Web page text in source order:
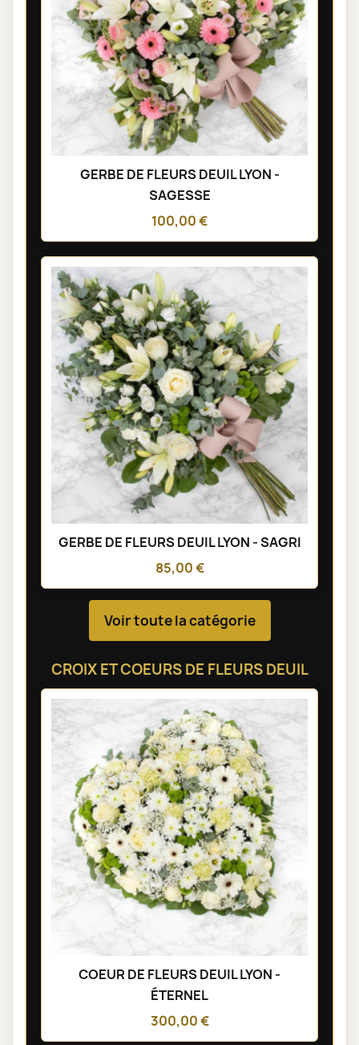
GERBE DE FLEURS DEUIL LYON -
SAGESSE
100,00 €
GERBE DE FLEURS DEUIL LYON - SAGRI
85,00 €
Voir toute la catégorie
CROIX ET COEURS DE FLEURS DEUIL
COEUR DE FLEURS DEUIL LYON -
ÉTERNEL
300,00 €